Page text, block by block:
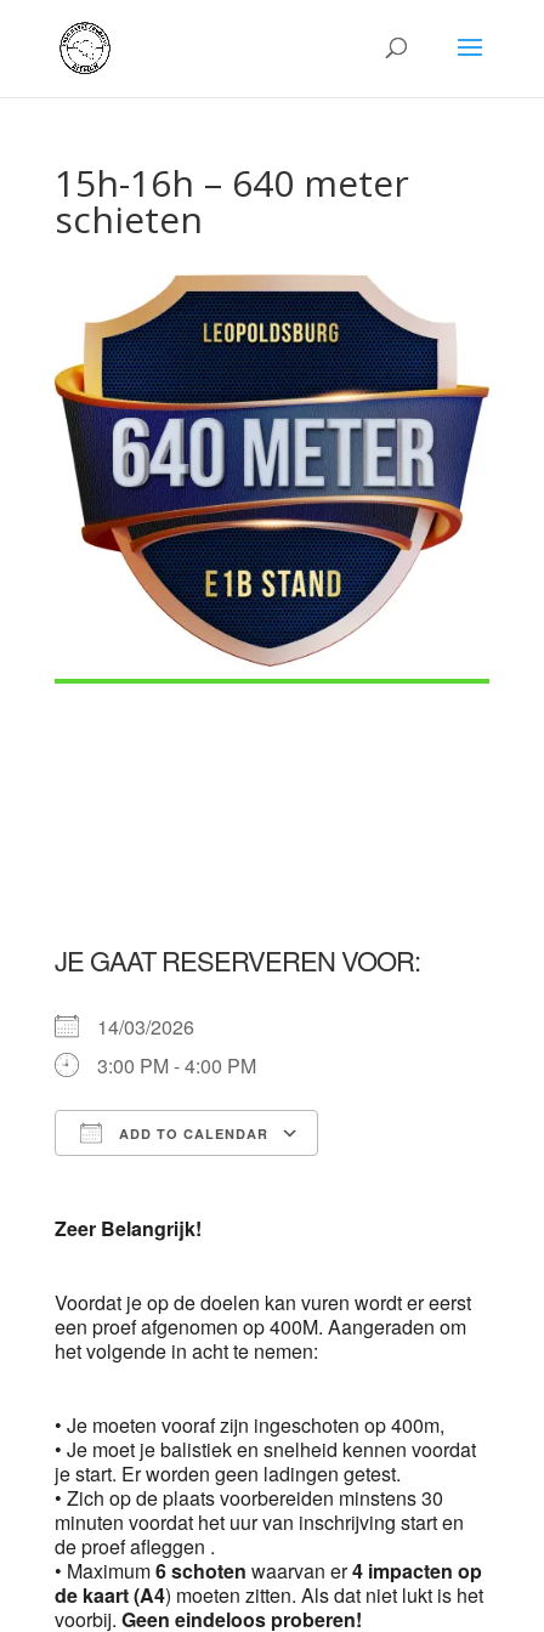
15h-16h – 640 meter
schieten
JE GAAT RESERVEREN VOOR:
14/03/2026
3:00 PM - 4:00 PM
ADD TO CALENDAR
Zeer Belangrijk!
Voordat je op de doelen kan vuren wordt er eerst
een proef afgenomen op 400M. Aangeraden om
het volgende in acht te nemen:
• Je moeten vooraf zijn ingeschoten op 400m,
• Je moet je balistiek en snelheid kennen voordat
je start. Er worden geen ladingen getest.
• Zich op de plaats voorbereiden minstens 30
minuten voordat het uur van inschrijving start en
de proef afleggen .
• Maximum6 schoten waarvan er4 impacten op
de kaart (A4) moeten zitten. Als dat niet lukt is het
voorbij. Geen eindeloos proberen!